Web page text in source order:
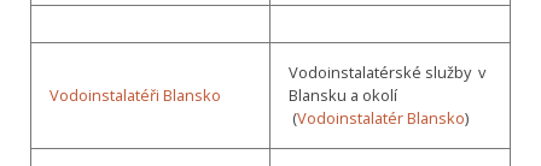
Vodoinstalatéři Blansko
Vodoinstalatérské služby v
Blansku a okolí
(Vodoinstalatér Blansko)